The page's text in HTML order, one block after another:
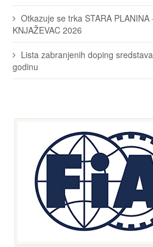
Otkazuje se trka STARA PLANINA
KNJAŽEVAC 2026
Lista zabranjenih doping
godinu